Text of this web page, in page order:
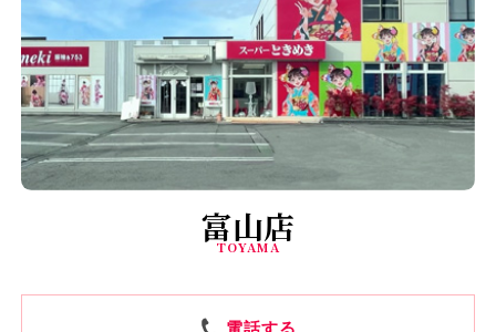
富山店
TOYAMA